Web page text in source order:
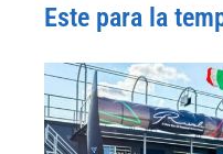
Este para la